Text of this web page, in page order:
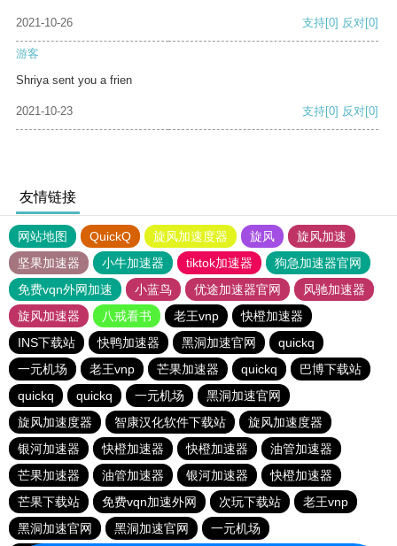
2021-10-26 支持[0] 反对[0]
游客
Shriya sent you a frien
2021-10-23 支持[0] 反对[0]
友情链接
网站地图 QuickQ 旋风加速度器 旋风
旋风加速
坚果加速器
小牛加速器 tiktok加速器
狗急加速器官网
免费vqn外网加速
小蓝鸟 优途加速器官网
风驰加速器
旋风加速器
八戒看书 老王vnp
快橙加速器
INS下载站
快鸭加速器 黑洞加速官网
quickq
一元机场
老王vnp 芒果加速器 quickq
巴博下载站
quickq
quickq 一元机场
黑洞加速官网
旋风加速度器
智康汉化软件下载站
旋风加速度器
银河加速器
快橙加速器 快橙加速器
油管加速器
芒果加速器
油管加速器 银河加速器
快橙加速器
芒果下载站
免费vqn加速外网 次玩下载站
老王vnp
黑洞加速官网
黑洞加速官网 一元机场